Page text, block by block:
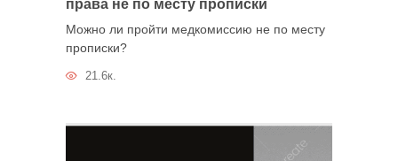
права не по месту прописки
Можно ли пройти медкомиссию не по месту
прописки?
21.6к.